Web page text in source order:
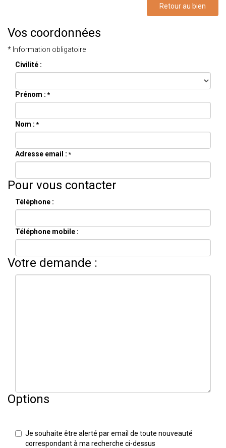
Retour au bien
Vos coordonnées
* Information obligatoire
Civilité :
Prénom : *
Nom : *
Adresse email : *
Pour vous contacter
Téléphone :
Téléphone mobile :
Votre demande :
Options
Je souhaite être alerté par email de toute nouveauté
correspondant à ma recherche ci-dessus